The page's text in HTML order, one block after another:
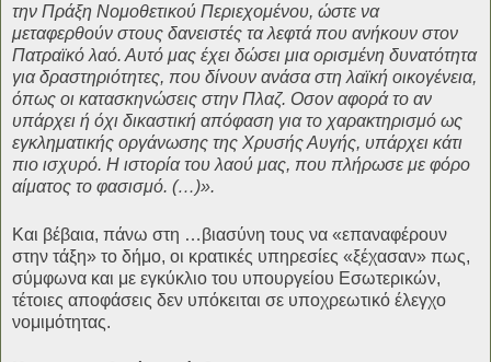
την Πράξη Νομοθετικού Περιεχομένου, ώστε να
μεταφερθούν στους δανειστές τα λεφτά που ανήκουν στον
Πατραϊκό λαό. Αυτό μας έχει δώσει μια ορισμένη δυνατότητα
για δραστηριότητες, που δίνουν ανάσα στη λαϊκή οικογένεια,
όπως οι κατασκηνώσεις στην Πλαζ. Οσον αφορά το αν
υπάρχει ή όχι δικαστική απόφαση για το χαρακτηρισμό ως
εγκληματικής οργάνωσης της Χρυσής Αυγής, υπάρχει κάτι
πιο ισχυρό. Η ιστορία του λαού μας, που πλήρωσε με φόρο
αίματος το φασισμό. (…)».
Και βέβαια, πάνω στη …βιασύνη τους να «επαναφέρουν
στην τάξη» το δήμο, οι κρατικές υπηρεσίες «ξέχασαν» πως,
σύμφωνα και με εγκύκλιο του υπουργείου Εσωτερικών,
τέτοιες αποφάσεις δεν υπόκειται σε υποχρεωτικό έλεγχο
νομιμότητας.